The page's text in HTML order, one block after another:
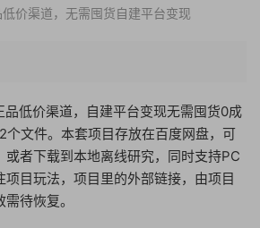
价渠道，无需囤货自建平台变现
品低价渠道，自建平台变现无需囤货0成
个文件。本套项目存放在百度网盘，可
或者下载到本地离线研究，同时支持PC
目玩法，项目里的外部链接，由项目
待恢复。